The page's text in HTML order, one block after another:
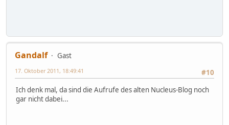
Gandalf
Gast
#10
17. Oktober 2011, 18:49:41
Ich denk mal, da sind die Aufrufe des alten Nucleus-Blog noch
gar nicht dabei...